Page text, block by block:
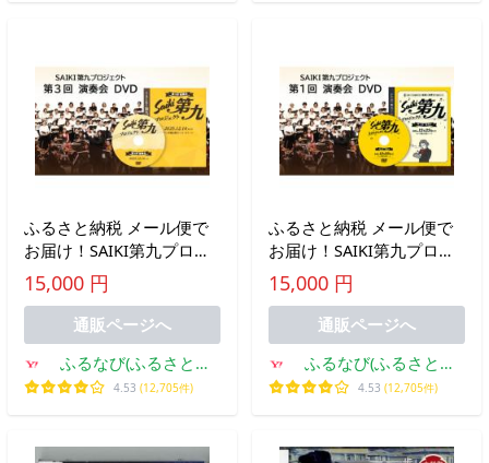
ふるさと納税 メール便で
お届け！SAIKI第九プロジ
ェクト第3回DVD 演奏会
音楽 演奏 コンサート 合唱
オーケストラ 大分県 佐伯
市 【JG005】【SAI.. 大分
県佐伯市
15,000 円
通販ページへ
ふるなび(ふるさと納
税)
4.53 (12,705件)
ふるさと納税 メール便で
お届け！SAIKI第九プロジ
ェクト第1回DVD 演奏会
音楽 演奏 コンサート 合唱
オーケストラ 大分県 佐伯
市 【JG003】【SAI.. 大分
県佐伯市
15,000 円
通販ページへ
ふるなび(ふるさと納
税)
4.53 (12,705件)